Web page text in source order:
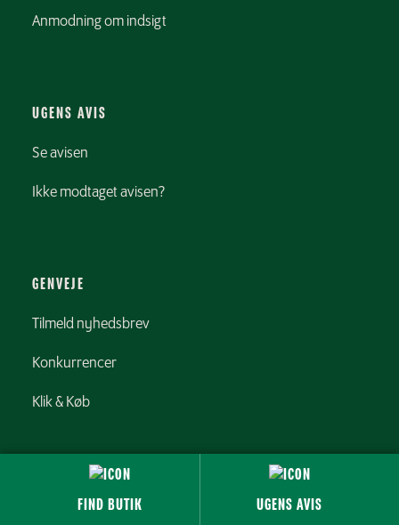
Anmodning om indsigt
UGENS AVIS
Se avisen
Ikke modtaget avisen?
GENVEJE
Tilmeld nyhedsbrev
Konkurrencer
Klik & Køb
FIND BUTIK UGENS AVIS